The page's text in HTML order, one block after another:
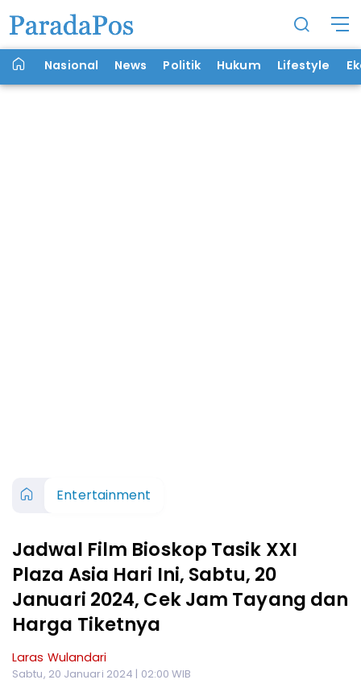
Nasional News Politik Hukum Lifestyle
Entertainment
Jadwal Film Bioskop Tasik XXI
Plaza Asia Hari Ini, Sabtu, 20
Januari 2024, Cek Jam Tayang dan
Harga Tiketnya
Laras Wulandari
Sabtu, 20 Januari 2024 | 02:00 WIB